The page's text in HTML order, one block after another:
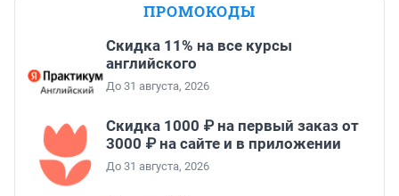
ПРОМОКОДЫ
Скидка 11% на все курсы
английского
До 31 августа, 2026
Скидка 1000 ₽ на первый заказ от
3000 ₽ на сайте и в приложении
До 31 августа, 2026